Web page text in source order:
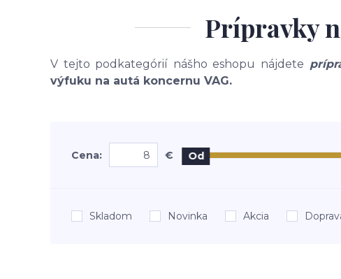
Prípravky
V tejto podkategórií nášho eshopu nájdete
výfuku na autá koncernu VAG.
Cena: € Od
Skladom Novinka Akcia